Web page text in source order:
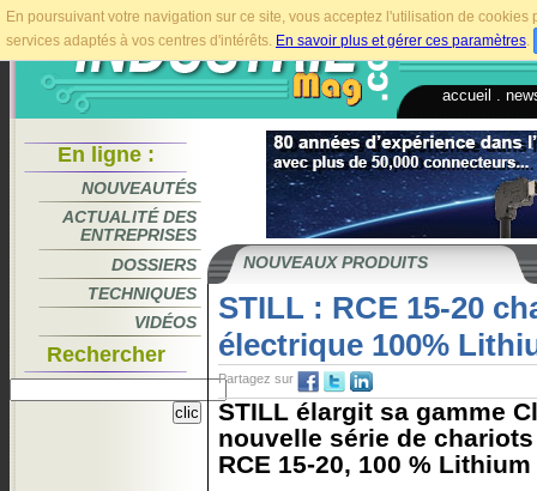
En poursuivant votre navigation sur ce site, vous acceptez l'utilisation de
services adaptés à vos centres d'intérêts. En savoir plus et gérer ces paramètres.
accueil
En ligne :
NOUVEAUTÉS
ACTUALITÉ DES
ENTREPRISES
DOSSIERS
TECHNIQUES
VIDÉOS
Rechercher
NOUVEAUX PRODUITS
STILL : RCE 15-20
électrique 100%
Partagez sur
STILL élargit sa gamme
nouvelle série de
RCE 15-20, 100 %